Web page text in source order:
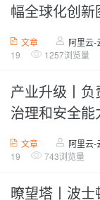
幅全球化创新
文章 阿里云-
19
1257浏览量
产业升级丨
治理和安全能
文章 阿里云-
19
743浏览量
暸望塔丨波士